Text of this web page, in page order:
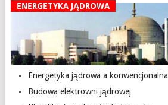
ENERGETYKA JĄDROWA
Energetyka jądrowa a konwencjonalna
Budowa elektrowni jądrowej